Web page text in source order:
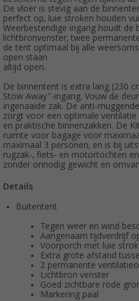
De vloer is stevig aan de
perfect op, luie stroken houden
Weerbestendige ingang houdt de
lichtbronvenster, twee
de tent optimaal bij alle
open staan
altijd open.
De binnentent is extra lang (230
Stow Away"-ingang. Vouw de
ingenaaide zak. De anti-
zorgt voor een optimale
en praktische binnenzakken. De
ruimte voor bagage voor
maximaal 3 personen, en is bij
rugzak-, fiets- en motortochten
zonder onnodig gewicht en
Details
Buitentent
Tegen weer en wind
Aangenaam tijdverdrijf
Voorporch met luie
Extra grote afstand
2 permanente
Lichtbron venster
Goed zichtbare rode
Markering paal